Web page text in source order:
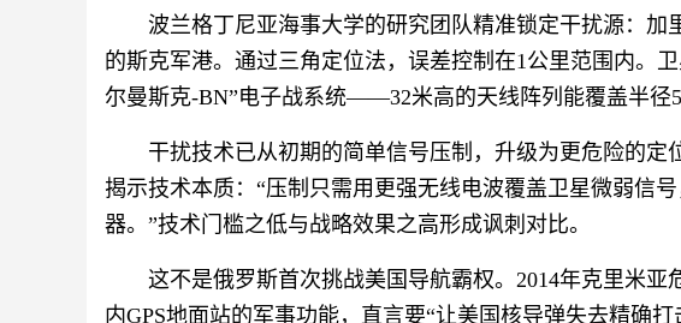
波兰格丁尼亚海事大学的研究团队精准锁定干扰源：加
的斯克军港。通过三角定位法，误差控制在1公里范围内。
尔曼斯克-BN”电子战系统——32米高的天线阵列能覆盖半径
干扰技术已从初期的简单信号压制，升级为更危险的定
揭示技术本质：“压制只需用更强无线电波覆盖卫星微弱信
器。”技术门槛之低与战略效果之高形成讽刺对比。
这不是俄罗斯首次挑战美国导航霸权。2014年克里米
内GPS地面站的军事功能，直言要“让美国核导弹失去精确